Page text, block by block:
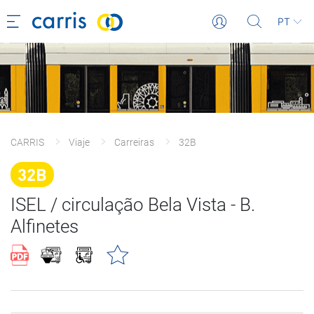
PT
CARRIS Viaje Carreiras 32B
32B
ISEL / circulação Bela Vista - B.
Alfinetes